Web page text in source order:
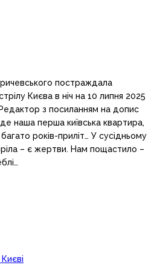
постраждала
Києва в ніч на 10 липня 2025
з посиланням на допис
де наша перша київська квартира,
років-приліт… У сусідньому
– є жертви. Нам пощастило –